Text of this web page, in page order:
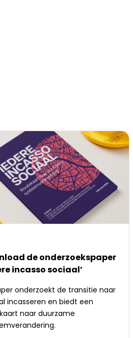
de onderzoekspaper
incasso sociaal’
onderzoekt de transitie naar
incasseren en biedt een
naar duurzame